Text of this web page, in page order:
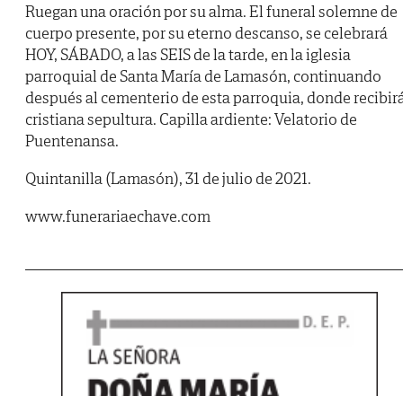
Ruegan una oración por su alma. El funeral solemne de
cuerpo presente, por su eterno descanso, se celebrará
HOY, SÁBADO, a las SEIS de la tarde, en la iglesia
parroquial de Santa María de Lamasón, continuando
después al cementerio de esta parroquia, donde
cristiana sepultura. Capilla ardiente: Velatorio de
Puentenansa.
Quintanilla (Lamasón), 31 de julio de 2021.
www.funerariaechave.com